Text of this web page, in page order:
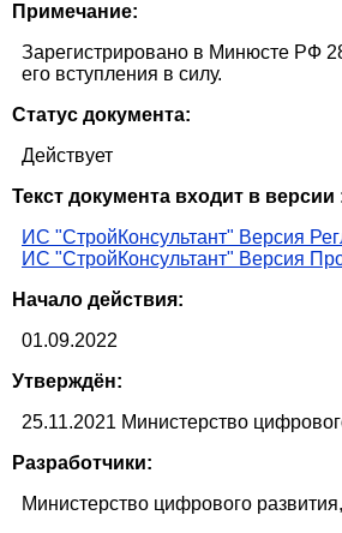
Примечание:
Зарегистрировано в Минюсте РФ
его вступления в силу.
Статус документа:
Действует
Текст документа входит в версии
ИС "СтройКонсультант" Версия
ИС "СтройКонсультант" Версия
Начало действия:
01.09.2022
Утверждён:
25.11.2021 Министерство
Разработчики:
Министерство цифрового